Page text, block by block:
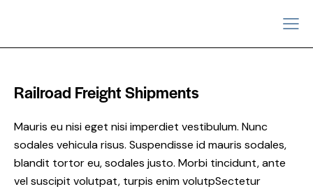
Railroad Freight Shipments
Mauris eu nisi eget nisi imperdiet vestibulum. Nunc
sodales vehicula risus. Suspendisse id mauris sodales,
blandit tortor eu, sodales justo. Morbi tincidunt, ante
vel suscipit volutpat, turpis enim volutpSectetur